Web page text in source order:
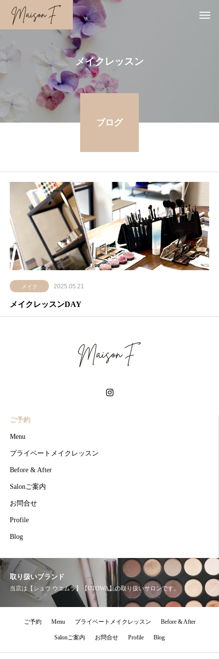
メイクレッスン
ブログ
メイク 2025.05.21
メイクレッスンDAY
ご予約
Menu
プライベートメイクレッスン
Before & After
Salonご案内
お問合せ
Profile
Blog
取り扱いブランド
当店は【シュウ ウエムラ】【UTOWA】の取り扱いサロンです。
ご予約 Menu プライベートメイクレッスン Before & After
Salonご案内 お問合せ Profile Blog